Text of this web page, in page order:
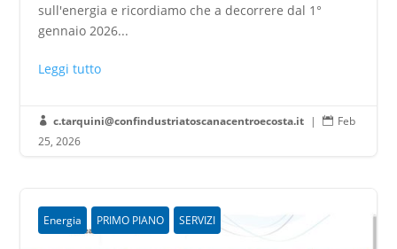
sull'energia e ricordiamo che a decorrere dal 1°
gennaio 2026...
Leggi tutto
 c.tarquini@confindustriatoscanacentroecosta.it |  Feb
25, 2026
Energia PRIMO PIANO SERVIZI